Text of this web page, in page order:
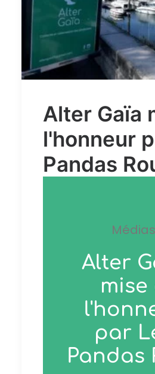
Alter Gaïa
l'honneur
Pandas
Médias
Alter
mise
par
Pandas